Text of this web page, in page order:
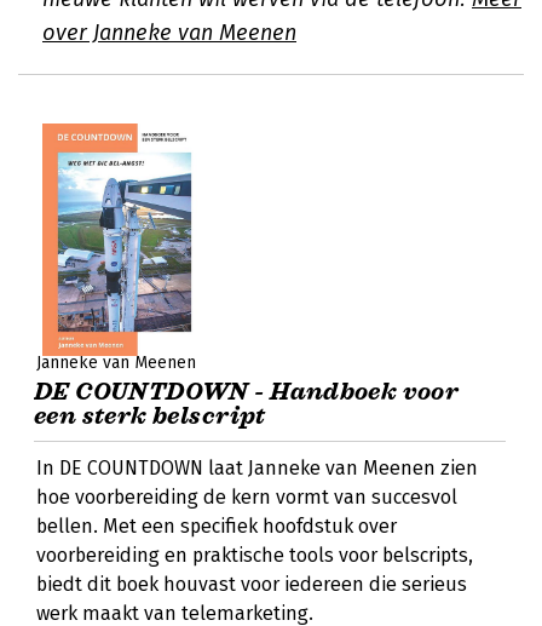
over Janneke van Meenen
Janneke van Meenen
DE COUNTDOWN - Handboek voor
een sterk belscript
In DE COUNTDOWN laat Janneke van Meenen zien
hoe voorbereiding de kern vormt van succesvol
bellen. Met een specifiek hoofdstuk over
voorbereiding en praktische tools voor belscripts,
biedt dit boek houvast voor iedereen die serieus
werk maakt van telemarketing.